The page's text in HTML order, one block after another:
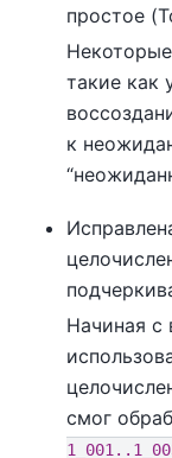
простое
такие как
к
“
Начиная с
смог